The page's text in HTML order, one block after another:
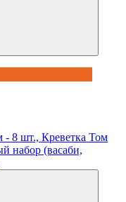
- 8 шт., Креветка Том
набор (васаби,